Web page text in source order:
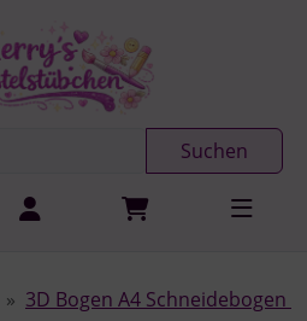
Suchen
3D Bogen A4 Schneidebogen